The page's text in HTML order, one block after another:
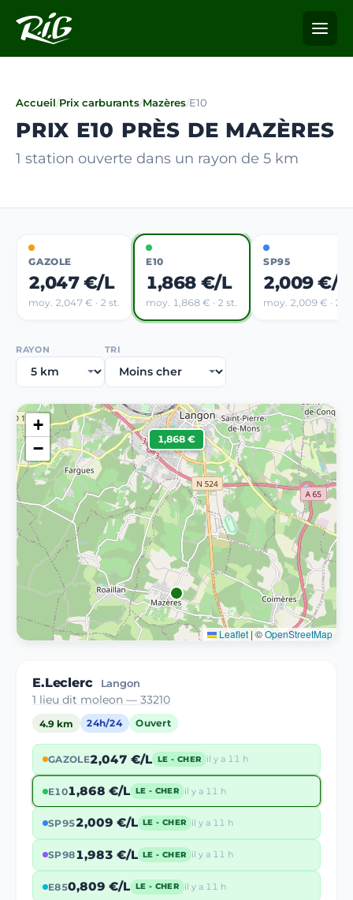
Accueil/Prix carburants/Mazères/E10
PRIX E10 PRÈS DE MAZÈRES
1 station ouverte dans un rayon de 5 km
GAZOLE
2,047 €/L
moy. 2,047 € · 2 st.
E10
1,868 €/L
moy. 1,868 € · 2 st.
SP95
2,009 €/L
moy. 2,009 € · 2
RAYON TRI
1,868 €
+
−
Leaflet | ©OpenStreetMap
E.Leclerc Langon
1 lieu dit moleon — 33210
4.9 km 24h/24 Ouvert
GAZOLE2,047 €/L LE - CHER il y a 11 h
E101,868 €/L LE - CHER il y a 11 h
SP952,009 €/L LE - CHER il y a 11 h
SP981,983 €/L LE - CHER il y a 11 h
E850,809 €/L LE - CHER il y a 11 h